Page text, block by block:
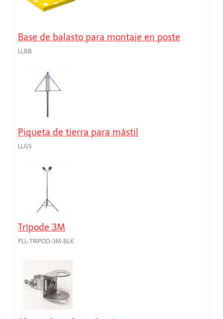
Base de balasto para montaje en poste
LLBB
Piqueta de tierra para mástil
LLGS
Trípode 3M
PLL-TRIPOD-3M-BLK